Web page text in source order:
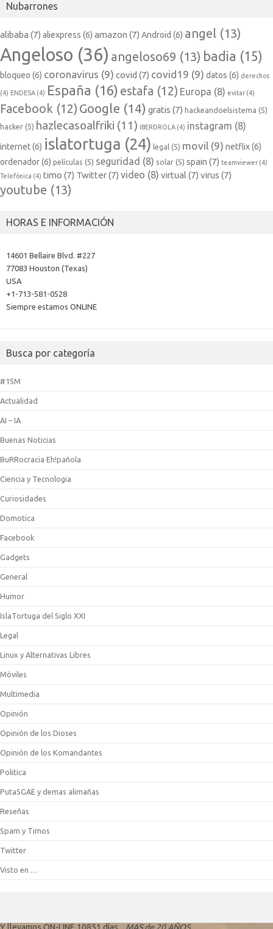
Nubarrones
alibaba (7) aliexpress (6) amazon (7) Android (6) angel (13)
Angeloso (36) angeloso69 (13) badia (15)
bloqueo (6) coronavirus (9) covid (7) covid19 (9) datos (6) derechos
(4) ENDESA (4) España (16) estafa (12) Europa (8) evitar (4)
Facebook (12) Google (14) gratis (7) hackeandoelsistema (5)
hacker (5) hazlecasoalfriki (11) IBERDROLA (4) instagram (8)
internet(6) islatortuga (24) legal (5) movil (9) netflix(6)
ordenador(6) películas (5) seguridad (8) solar (5) spain (7) teamviewer (4)
Telefónica (4) timo (7) Twitter(7) video (8) virtual (7) virus (7)
youtube (13)
HORAS E INFORMACIÓN
14601 Bellaire Blvd. #227
77083 Houston (Texas)
USA
+1-713-581-0528
Siempre estamos ONLINE
Busca por categoría
#15M
Actualidad
AI – IA
Buenas Noticias
BuRRocracia Eh!pañola
Ciencia y Tecnologia
Curiosidades
Domotica
Facebook
Gadgets
General
Humor
IslaTortuga del Siglo XXI
Legal
Linux y Alternativas Libres
Móviles
Multimedia
Opinión
Opinión de los Dioses
Opinión de los Komandantes
Politica
PutaSGAE y demas alimañas
Reseñas
Spam y Timos
Twitter
Visto en …